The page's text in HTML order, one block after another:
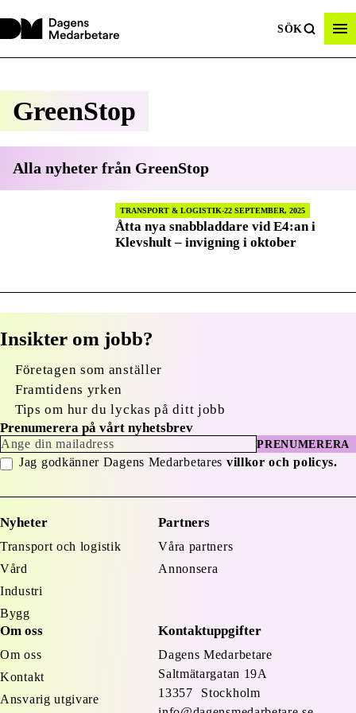
SÖK
GreenStop
Alla nyheter från GreenStop
TRANSPORT & LOGISTIK 22 SEPTEMBER, 2025
Åtta nya snabbladdare vid E4:an i
Klevshult – invigning i oktober
Insikter om jobb?
Företagen som anställer
Framtidens yrken
Tips om hur du lyckas på ditt jobb
Prenumerera på vårt nyhetsbrev
PRENUMERERA
Jag godkänner Dagens Medarbetares villkor och policys.
Nyheter
Transport och logistik
Vård
Industri
Bygg
Partners
Våra partners
Annonsera
Om oss
Om oss
Kontakt
Ansvarig utgivare
Kontaktuppgifter
Dagens Medarbetare
Saltmätargatan 19A
13357 Stockholm